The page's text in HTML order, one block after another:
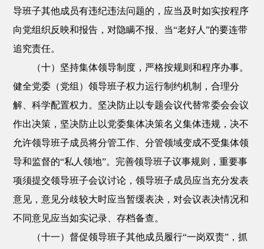
导班子其他成员有违纪违法问题的，应当及时如实按程序
向党组织反映和报告，对隐瞒不报、当“老好人”的要连带
追究责任。
（十）坚持集体领导制度，严格按规则和程序办事。
健全党委（党组）领导班子权力运行制约机制，合理分
解、科学配置权力。坚决防止以专题会议代替常委会会议
作出决策，坚决防止以党委集体决策名义集体违规，决不
允许领导班子成员将分管工作、分管领域变成不受集体领
导和监督的“私人领地”。完善领导班子议事规则，重要事
项须提交领导班子会议讨论，领导班子成员应当充分发表
意见，意见分歧较大时应当暂缓表决，对会议表决情况和
不同意见应当如实记录、存档备查。
（十一）督促领导班子其他成员履行“一岗双责”，抓